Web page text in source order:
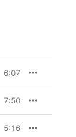
6:07
7:50
5:16